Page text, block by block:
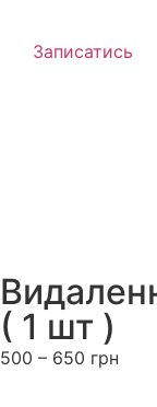
Записатись
( 1 шт )
500 – 650 грн